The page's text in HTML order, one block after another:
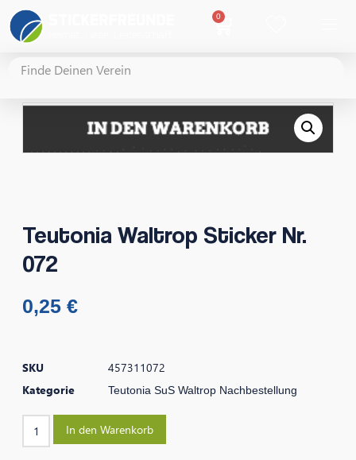
0
Teutonia Waltrop Sticker Nr.
072
0,25 €
SKU
457311072
Kategorie
Teutonia SuS Waltrop Nachbestellung
In den Warenkorb